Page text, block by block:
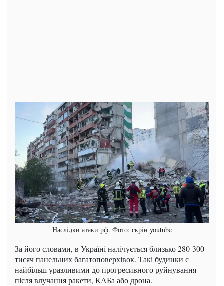
Наслідки атаки рф. Фото: скрін youtube
За його словами, в Україні налічується близько 280-300
тисяч панельних багатоповерхівок. Такі будинки є
найбільш уразливими до прогресивного руйнування
після влучання ракети, КАБа або дрона.